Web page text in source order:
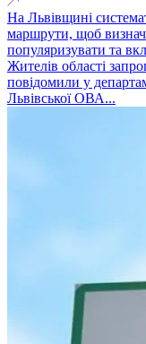
На Львівщині
маршрути, щоб
популяризувати та
Жителів області
повідомили у
Львівської ОВА...